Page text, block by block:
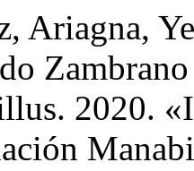
Ariagna,
2020.